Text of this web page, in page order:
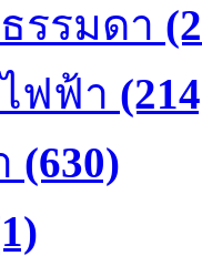
รรมดา
ฟฟ้า
(630)